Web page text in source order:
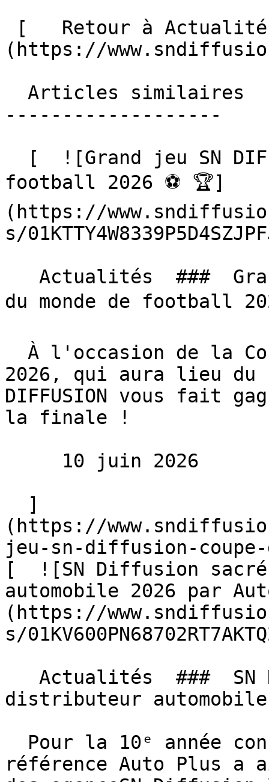
(https://
-------------------
football 2026 ⚽️ 🏆]
(https://
s/
du monde de football
2026, qui aura lieu
DIFFUSION vous fait
la finale !
(https://
jeu-sn-diffusion-coupe-
[  ![SN Diffusion
automobile 2026 par
(https://
s/
distributeur
référence Auto Plus a